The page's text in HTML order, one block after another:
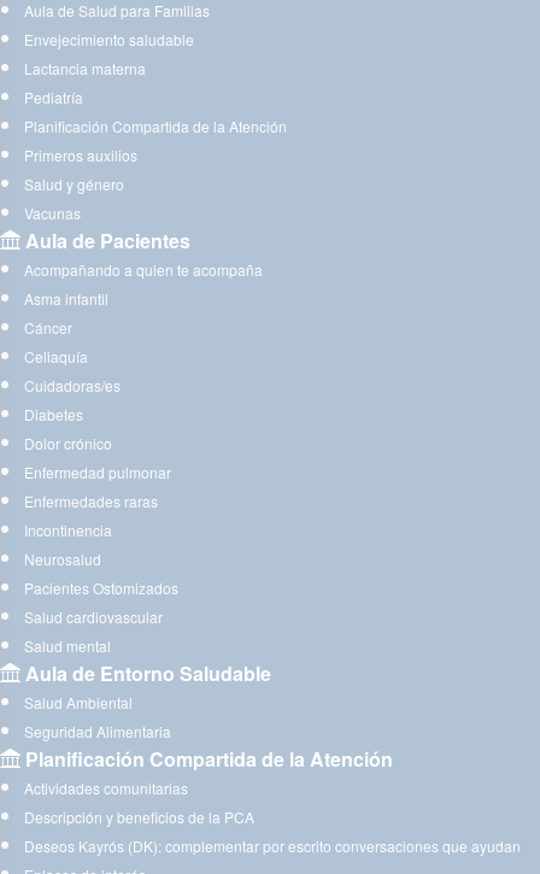
Aula de Salud para Familias
Envejecimiento saludable
Lactancia materna
Pediatría
Planificación Compartida de la Atención
Primeros auxilios
Salud y género
Vacunas
Aula de Pacientes
Acompañando a quien te acompaña
Asma infantil
Cáncer
Celiaquía
Cuidadoras/es
Diabetes
Dolor crónico
Enfermedad pulmonar
Enfermedades raras
Incontinencia
Neurosalud
Pacientes Ostomizados
Salud cardiovascular
Salud mental
Aula de Entorno Saludable
Salud Ambiental
Seguridad Alimentaria
Planificación Compartida de la Atención
Actividades comunitarias
Descripción y beneficios de la PCA
Deseos Kayrós (DK): complementar por escrito conversaciones que ayudan